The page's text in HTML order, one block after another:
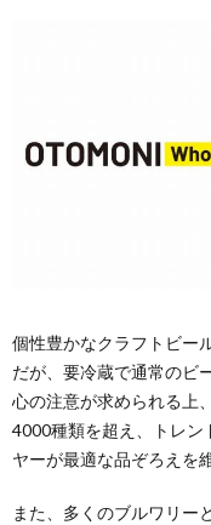
個性豊かなクラフトビー
だが、要冷蔵で通常のビ
心の注意が求められる上
4000種類を超え、トレン
ヤーが最適な品ぞろえを
また、多くのブルワリー